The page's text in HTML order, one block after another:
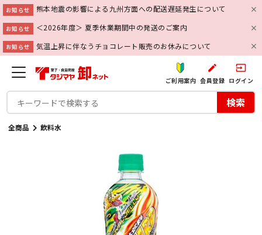
お知らせ 熊本地震の影響による九州方面への配送遅延発生について
お知らせ ＜2026年度＞ 夏季休業期間中の発送のご案内
お知らせ 気温上昇に伴なうチョコレート販売のお休みについて
ご利用案内
create
会員登録
input
ログイン
検索
全商品 飲料水